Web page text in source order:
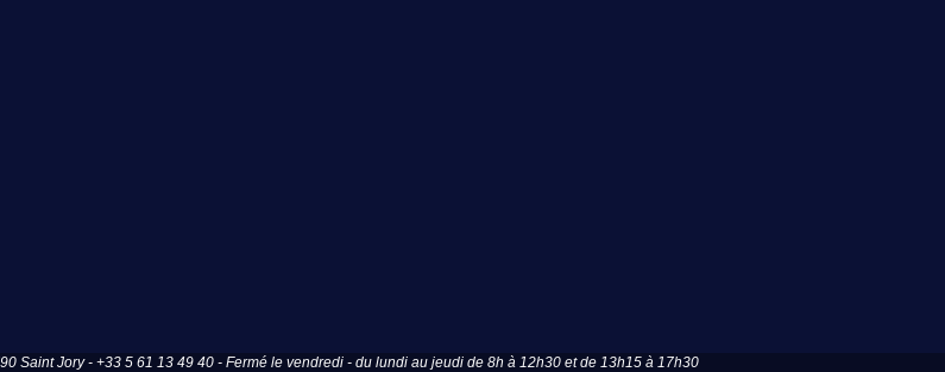
Saint Jory - +33 5 61 13 49 40 - Fermé le vendredi - du lundi au jeudi de 8h à 12h30 et de 13h15 à 17h30